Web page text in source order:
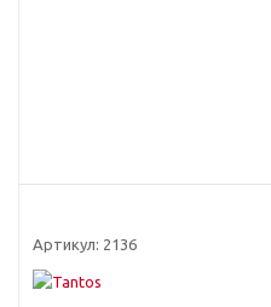
Артикул: 2136